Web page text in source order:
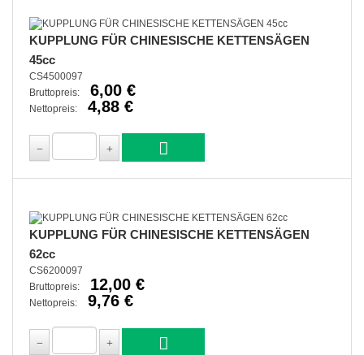
KUPPLUNG FÜR CHINESISCHE KETTENSÄGEN
45cc
CS4500097
Bruttopreis:
6,00 €
Nettopreis: 4,88 €
KUPPLUNG FÜR CHINESISCHE KETTENSÄGEN
62cc
CS6200097
Bruttopreis:
12,00 €
Nettopreis: 9,76 €